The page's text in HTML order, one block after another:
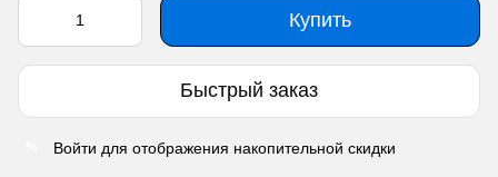
Купить
Быстрый заказ
Войти для отображения накопительной скидки